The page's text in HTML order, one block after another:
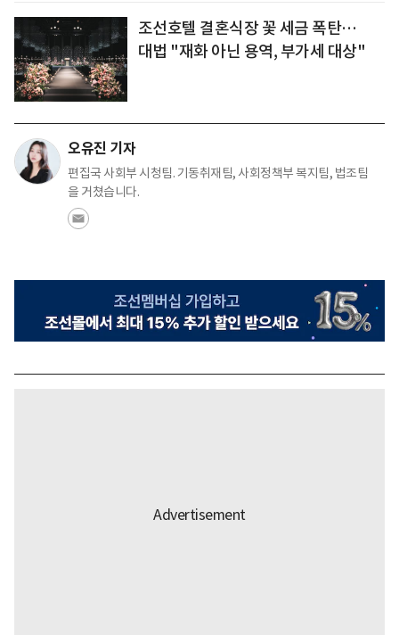
조선호텔 결혼식장 꽃 세금 폭탄…
대법 "재화 아닌 용역, 부가세 대상"
오유진 기자
편집국 사회부 시청팀. 기동취재팀, 사회정책부 복지팀, 법조팀
을 거쳤습니다.